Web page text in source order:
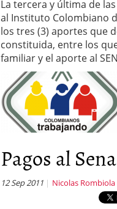
La tercera y última de
al Instituto Colombiano
los tres (3) aportes que
constituida, entre los
familiar y el aporte al
Pagos al Sena
12 Sep 2011 Nicolas Rombiola